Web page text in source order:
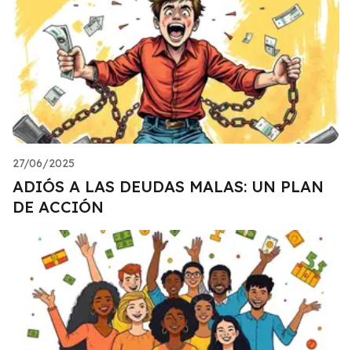
27/06/2025
ADIÓS A LAS DEUDAS MALAS: UN PLAN
DE ACCIÓN